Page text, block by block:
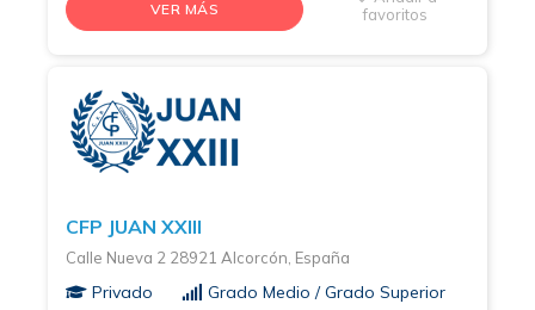
VER MÁS
favoritos
CFP JUAN XXIII
Calle Nueva 2 28921 Alcorcón, España
Privado
Grado Medio / Grado Superior